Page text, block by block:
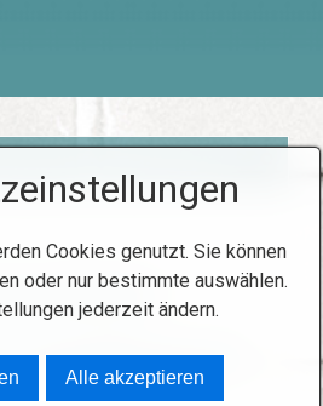
Bereich
Jugendhilfe Bayreuth
Cookies genutzt. Sie können
oder nur bestimmte auswählen.
jederzeit ändern.
Alle akzeptieren